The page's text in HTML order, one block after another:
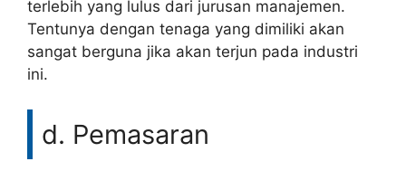
terlebih yang lulus dari jurusan manajemen.
Tentunya dengan tenaga yang dimiliki akan
sangat berguna jika akan terjun pada industri
ini.
d. Pemasaran